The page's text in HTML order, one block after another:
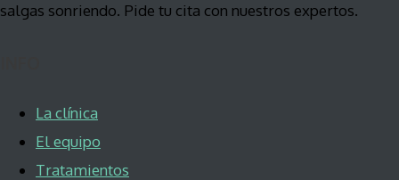
salgas sonriendo. Pide tu cita con nuestros expertos.
La clínica
El equipo
Tratamientos